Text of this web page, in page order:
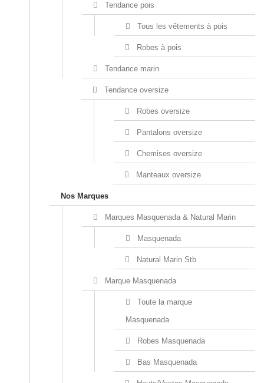
Tendance pois
Tous les vêtements à pois
Robes à pois
Tendance marin
Tendance oversize
Robes oversize
Pantalons oversize
Chemises oversize
Manteaux oversize
Nos Marques
Marques Masquenada & Natural Marin
Masquenada
Natural Marin Stb
Marque Masquenada
Toute la marque
Masquenada
Robes Masquenada
Bas Masquenada